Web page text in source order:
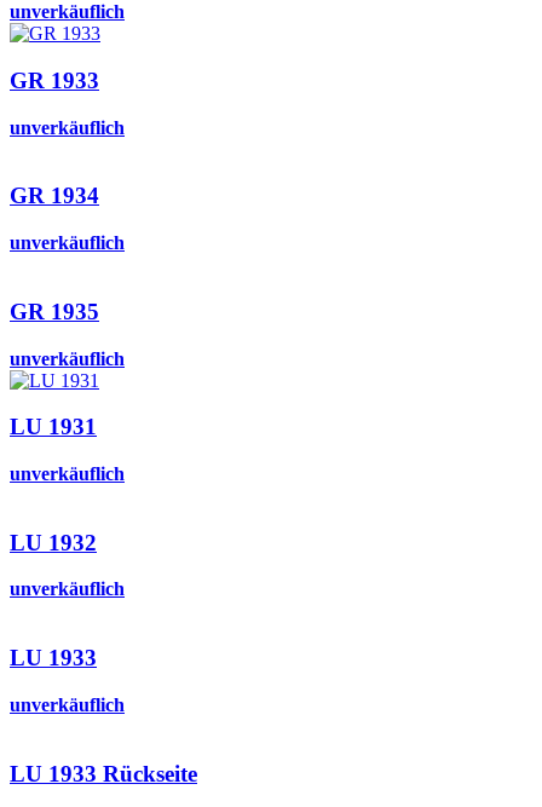
unverkäuflich
GR 1933
unverkäuflich
GR 1934
unverkäuflich
GR 1935
unverkäuflich
LU 1931
unverkäuflich
LU 1932
unverkäuflich
LU 1933
unverkäuflich
LU 1933 Rückseite